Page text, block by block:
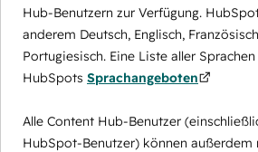
Hub-Benutzern zur Verfügung.
anderem Deutsch, Englisch,
Portugiesisch. Eine Liste aller
HubSpots Sprachangeboten
Alle Content Hub-Benutzer
HubSpot-Benutzer) können außerdem